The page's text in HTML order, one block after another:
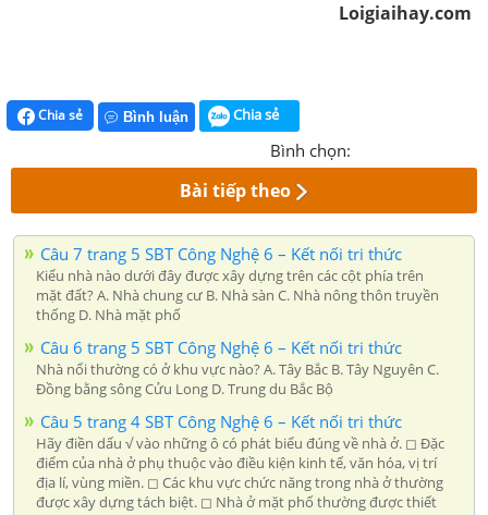
Loigiaihay.com
Chia sẻ Bình luận Chia sẻ
Bình chọn:
Bài tiếp theo
Câu 7 trang 5 SBT Công Nghệ 6 – Kết nối tri thức
Kiểu nhà nào dưới đây được xây dựng trên các cột phía trên
mặt đất? A. Nhà chung cư B. Nhà sàn C. Nhà nông thôn truyền
thống D. Nhà mặt phố
Câu 6 trang 5 SBT Công Nghệ 6 – Kết nối tri thức
Nhà nổi thường có ở khu vực nào? A. Tây Bắc B. Tây Nguyên C.
Đồng bằng sông Cửu Long D. Trung du Bắc Bộ
Câu 5 trang 4 SBT Công Nghệ 6 – Kết nối tri thức
Hãy điền dấu √ vào những ô có phát biểu đúng về nhà ở. ◻ Đặc
điểm của nhà ở phụ thuộc vào điều kiện kinh tế, văn hóa, vị trí
địa lí, vùng miền. ◻ Các khu vực chức năng trong nhà ở thường
được xây dựng tách biệt. ◻ Nhà ở mặt phố thường được thiết